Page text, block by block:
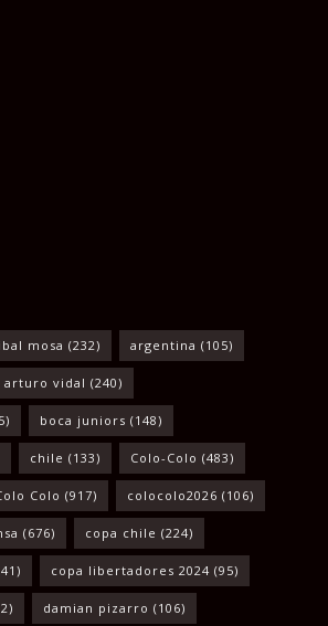
mosa (232) argentina (105)
arturo vidal (240)
boca juniors (148)
chile (133) Colo-Colo (483)
Colo (917) colocolo2026 (106)
(676) copa chile (224)
copa libertadores 2024 (95)
damian pizarro (106)